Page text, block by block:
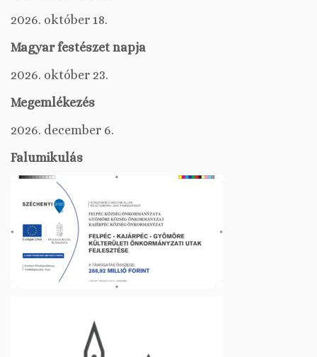
2026. október 18.
Magyar festészet napja
2026. október 23.
Megemlékezés
2026. december 6.
Falumikulás